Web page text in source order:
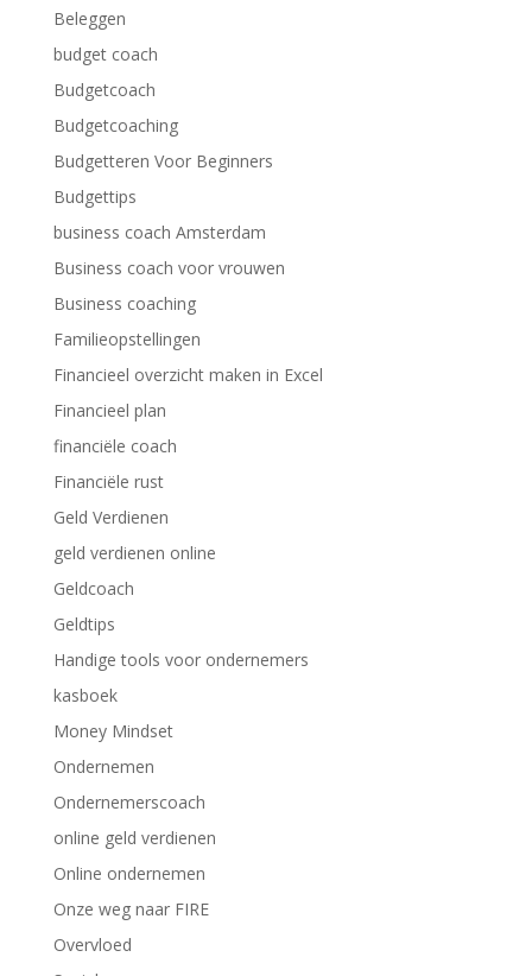
Beleggen
budget coach
Budgetcoach
Budgetcoaching
Budgetteren Voor Beginners
Budgettips
business coach Amsterdam
Business coach voor vrouwen
Business coaching
Familieopstellingen
Financieel overzicht maken in Excel
Financieel plan
financiële coach
Financiële rust
Geld Verdienen
geld verdienen online
Geldcoach
Geldtips
Handige tools voor ondernemers
kasboek
Money Mindset
Ondernemen
Ondernemerscoach
online geld verdienen
Online ondernemen
Onze weg naar FIRE
Overvloed